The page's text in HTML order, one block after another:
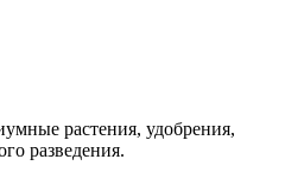
растения, удобрения,
разведения.